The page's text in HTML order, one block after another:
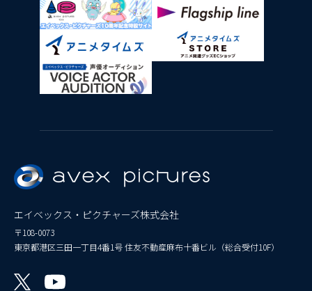
エイベックス・ピクチャーズ株式会社
〒108-0073
東京都港区三田一丁目4番1号 住友不動産麻布十番ビル（総合受付10F）